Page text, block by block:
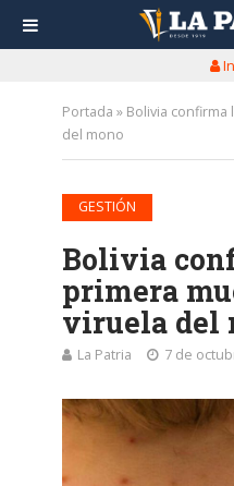
Portada » Bolivia
del mono
GESTIÓN
Bolivia
primera
viruela del
La Patria 7 de